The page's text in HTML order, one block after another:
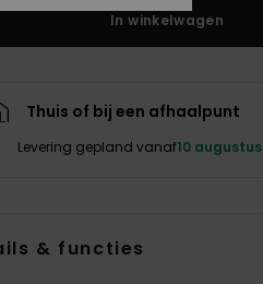
In winkelwagen
Thuis of bij een afhaalpunt
Levering gepland vanaf10 augustus
& functies